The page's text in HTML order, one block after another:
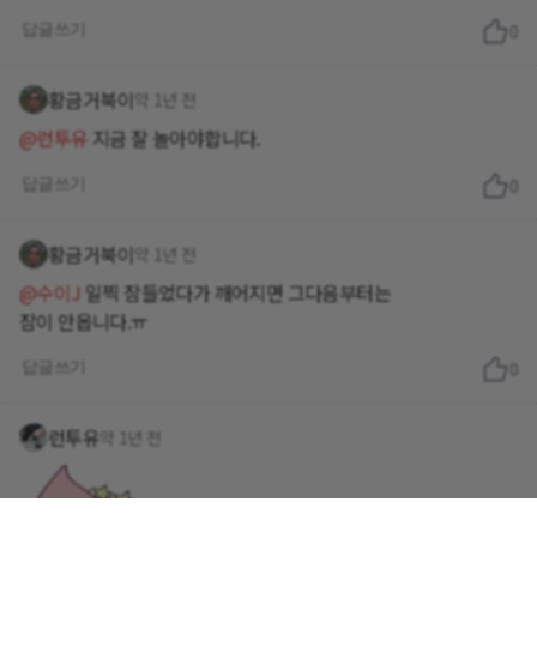
황금거북이 약 1년 전
@런투유 지금 잘 놀아야합니다.
황금거북이 약 1년 전
@수이J 일찍 잠들었다가 깨어지면 그다음부터는
잠이 안옵니다.ㅠ
런투유 약 1년 전